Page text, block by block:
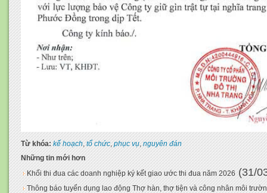
Từ khóa: kế hoạch, tổ chức, phục vụ, nguyên đán
Những tin mới hơn
Khối thi đua các doanh nghiệp ký kết giao ước thi đua năm 2026 (31/
Thông báo tuyển dụng lao động Thợ hàn, thợ tiện và công nhân môi